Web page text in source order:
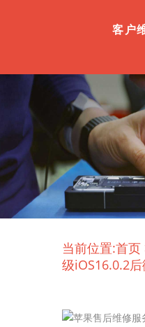
客户
当前位置:首页
级iOS16.0.2